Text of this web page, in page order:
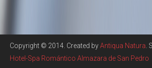
Copyright © 2014. Created byAntiqua Natura.
Hotel-Spa Romántico Almazara de San Pedro